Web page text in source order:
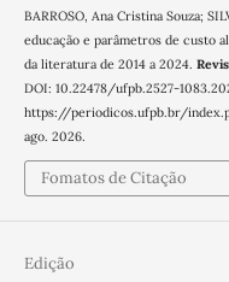
BARROSO, Ana Cristina Souza;
educação e parâmetros de custo
da literatura de 2014 a 2024.
DOI: 10.22478/ufpb.2527-
https://periodicos.ufpb.br/
ago. 2026.
Fomatos de Citação
Edição